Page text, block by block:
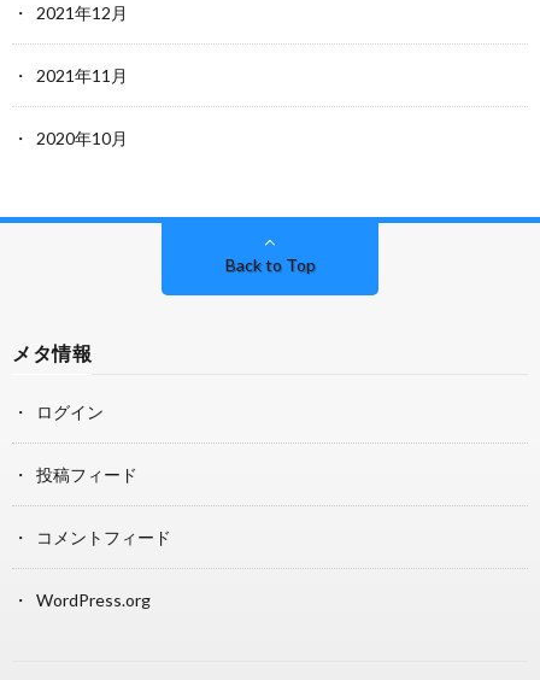
2021年12月
2021年11月
2020年10月
Back to Top
メタ情報
ログイン
投稿フィード
コメントフィード
WordPress.org